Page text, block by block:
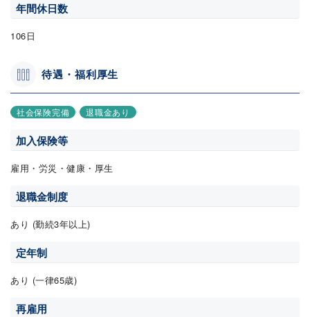
年間休日数
106日
待遇・福利厚生
社会保険完備 退職金あり
加入保険等
雇用・労災・健康・厚生
退職金制度
あり (勤続3年以上)
定年制
あり (一律65歳)
再雇用